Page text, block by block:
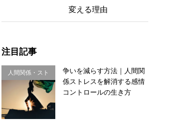
変える理由
注目記事
人間関係・スト
レス
争いを減らす方法｜人間関
係ストレスを解消する感情
コントロールの生き方